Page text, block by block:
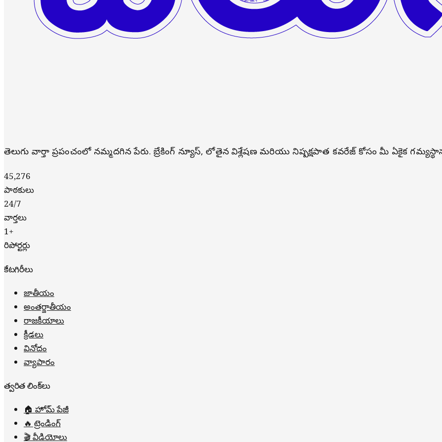
తెలుగు వార్తా ప్రపంచంలో నమ్మదగిన పేరు. బ్రేకింగ్ న్యూస్, లోతైన విశ్లేషణ మరియు నిష్పక్షపాత కవరేజ్ కోసం మీ ఏకైక
45,276
పాఠకులు
24/7
వార్తలు
1+
రిపోర్టర్లు
కేటగిరీలు
జాతీయం
అంతర్జాతీయం
రాజకీయాలు
క్రీడలు
వినోదం
వ్యాపారం
త్వరిత లింక్‌లు
🏠 హోమ్ పేజీ
🔥 ట్రెండింగ్
🎬 వీడియోలు